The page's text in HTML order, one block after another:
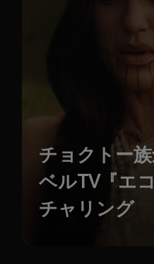
チョクトー
ベルTV『エ
チャリング